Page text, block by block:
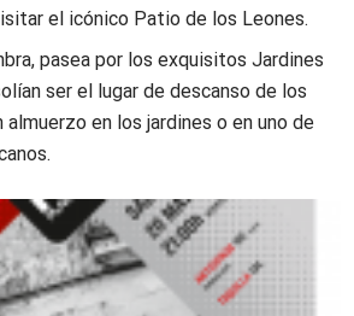
el icónico Patio de los Leones.
pasea por los exquisitos Jardines
ser el lugar de descanso de los
en los jardines o en uno de